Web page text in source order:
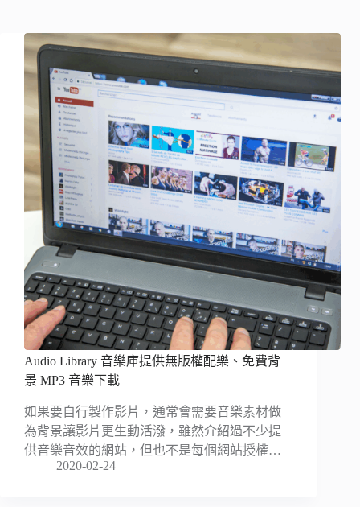
Audio Library 音樂庫提供無版權配樂、免費背
景 MP3 音樂下載
如果要自行製作影片，通常會需要音樂素材做
為背景讓影片更生動活潑，雖然介紹過不少提
供音樂音效的網站，但也不是每個網站授權…
2020-02-24